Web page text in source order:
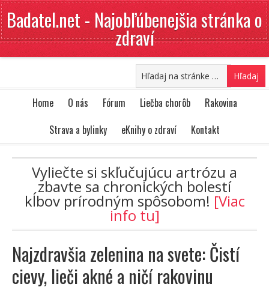
Badatel.net - Najobľúbenejšia stránka o
zdraví
Home O nás Fórum Liečba chorôb
Rakovina
Strava a bylinky
eKnihy o zdraví Kontakt
Vyliečte si skľučujúcu artrózu a
zbavte sa chronických bolestí
kĺbov prírodným spôsobom! [Viac
info tu]
Najzdravšia zelenina na svete: Čistí
cievy, lieči akné a ničí rakovinu